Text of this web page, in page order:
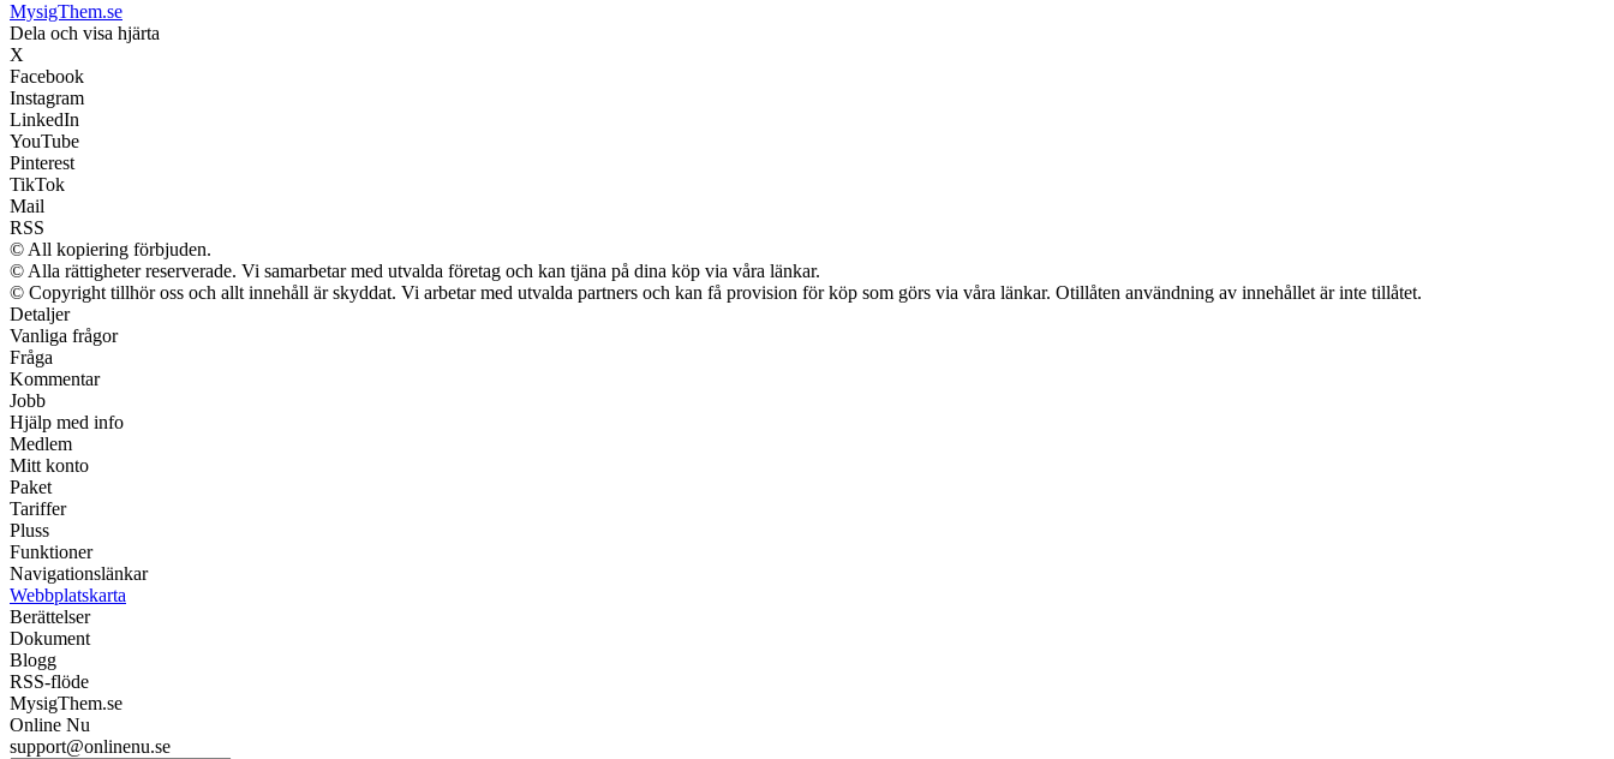
MysigThem.se
Dela och visa hjärta
X
Facebook
Instagram
LinkedIn
YouTube
Pinterest
TikTok
Mail
RSS
© All kopiering förbjuden.
© Alla rättigheter reserverade. Vi samarbetar med utvalda företag och kan tjäna på dina köp via våra länkar.
© Copyright tillhör oss och allt innehåll är skyddat. Vi arbetar med utvalda partners och kan få provision för köp som görs via våra länkar. Otillåten användning av innehållet är inte tillåtet.
Detaljer
Vanliga frågor
Fråga
Kommentar
Jobb
Hjälp med info
Medlem
Mitt konto
Paket
Tariffer
Pluss
Funktioner
Navigationslänkar
Webbplatskarta
Berättelser
Dokument
Blogg
RSS-flöde
MysigThem.se
Online Nu
support@onlinenu.se